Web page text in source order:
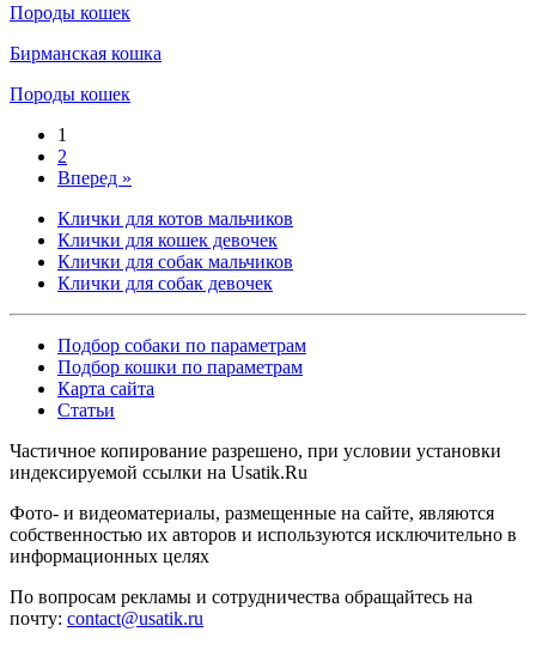
Породы кошек
Бирманская кошка
Породы кошек
1
2
Вперед »
Клички для котов мальчиков
Клички для кошек девочек
Клички для собак мальчиков
Клички для собак девочек
Подбор собаки по параметрам
Подбор кошки по параметрам
Карта сайта
Статьи
Частичное копирование разрешено, при условии установки
индексируемой ссылки на Usatik.Ru
Фото- и видеоматериалы, размещенные на сайте, являются
собственностью их авторов и используются исключительно в
информационных целях
По вопросам рекламы и сотрудничества обращайтесь на
почту: contact@usatik.ru